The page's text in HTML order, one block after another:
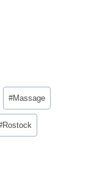
#Massage
Rostock